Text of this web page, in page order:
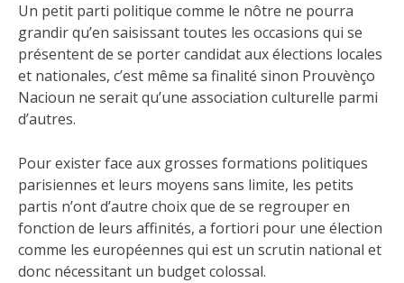
Un petit parti politique comme le nôtre ne pourra
grandir qu’en saisissant toutes les occasions qui se
présentent de se porter candidat aux élections locales
et nationales, c’est même sa finalité sinon Prouvènço
Nacioun ne serait qu’une association culturelle parmi
d’autres.
Pour exister face aux grosses formations politiques
parisiennes et leurs moyens sans limite, les petits
partis n’ont d’autre choix que de se regrouper en
fonction de leurs affinités, a fortiori pour une élection
comme les européennes qui est un scrutin national et
donc nécessitant un budget colossal.